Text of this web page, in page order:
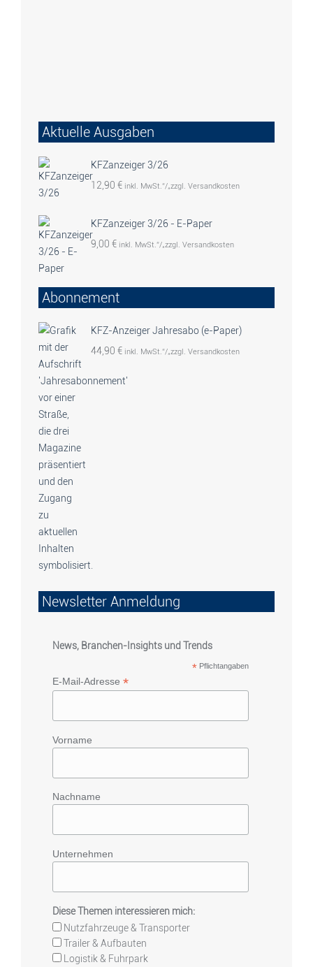
Aktuelle Ausgaben
KFZanzeiger 3/26
12,90 € inkl. MwSt.“/„zzgl. Versandkosten
KFZanzeiger 3/26 - E-Paper
9,00 € inkl. MwSt.“/„zzgl. Versandkosten
Abonnement
KFZ-Anzeiger Jahresabo (e-Paper)
44,90 € inkl. MwSt.“/„zzgl. Versandkosten
Newsletter Anmeldung
News, Branchen-Insights und Trends
* Pflichtangaben
E-Mail-Adresse *
Vorname
Nachname
Unternehmen
Diese Themen interessieren mich:
Nutzfahrzeuge & Transporter
Trailer & Aufbauten
Logistik & Fuhrpark